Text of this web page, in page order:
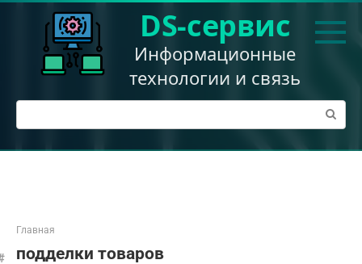
Перейти
DS-сервис
Информационные
технологии и связь
Поиск:
Главная
подделки товаров